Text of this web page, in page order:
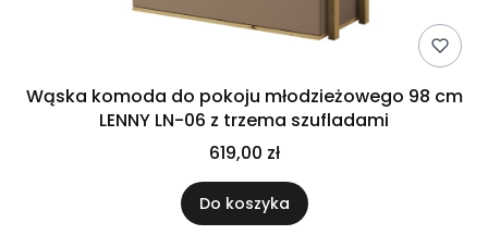
Wąska komoda do pokoju młodzieżowego 98 cm
LENNY LN-06 z trzema szufladami
619,00 zł
Do koszyka